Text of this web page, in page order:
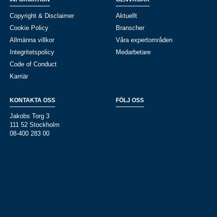
Copyright & Disclaimer
Cookie Policy
Allmänna villkor
Integritetspolicy
Code of Conduct
Karriär
Aktuellt
Branscher
Våra expertområden
Medarbetare
KONTAKTA OSS
Jakobs Torg 3
111 52 Stockholm
08-400 283 00
FÖLJ OSS